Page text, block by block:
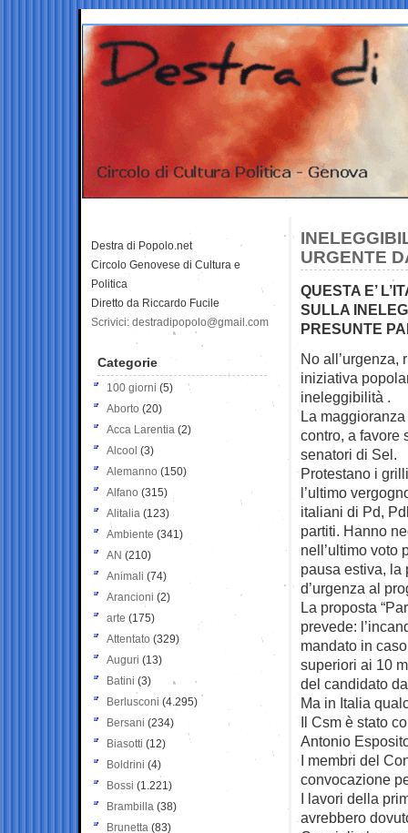
URGENTE
QUESTA E’
SULLA
PRESUNTE
No all’urgenza,
iniziativa
ineleggibilità .
La
contro, a favore
senatori di Sel.
Protestano i
l’ultimo
italiani di Pd,
partiti. Hanno
nell’ultimo voto
pausa estiva, la
d’urgenza al
La proposta
prevede:
mandato in
superiori ai 10
del candidato
Ma in Italia
Il Csm è stato
Antonio
I membri del
convocazione
I lavori della
avrebbero
Destra di Popolo.net
Circolo Genovese di Cultura e
Politica
Diretto da Riccardo Fucile
Scrivici: destradipopolo@gmail.com
Categorie
100 giorni (5)
Aborto (20)
Acca Larentia (2)
Alcool (3)
Alemanno (150)
Alfano (315)
Alitalia (123)
Ambiente (341)
AN (210)
Animali (74)
Arancioni (2)
arte (175)
Attentato (329)
Auguri (13)
Batini (3)
Berlusconi (4.295)
Bersani (234)
Biasotti (12)
Boldrini (4)
Bossi (1.221)
Brambilla (38)
Brunetta (83)